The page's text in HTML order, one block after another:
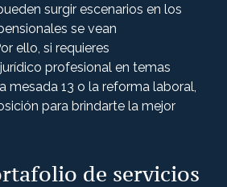
surgir escenarios en los
se vean
ello, si requieres
profesional en temas
mesada 13 o la reforma laboral,
para brindarte la mejor
de servicios